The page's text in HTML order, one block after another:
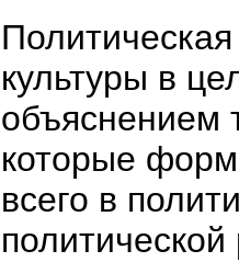
культуры в
объяснением
которые
всего в